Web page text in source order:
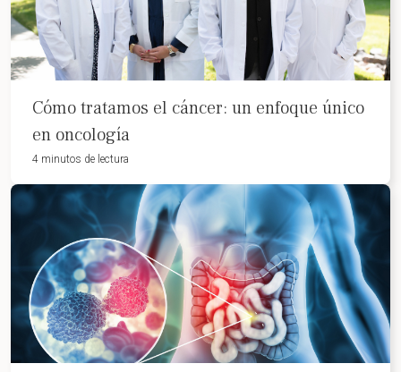
Cómo tratamos el cáncer: un enfoque único
en oncología
4 minutos de lectura